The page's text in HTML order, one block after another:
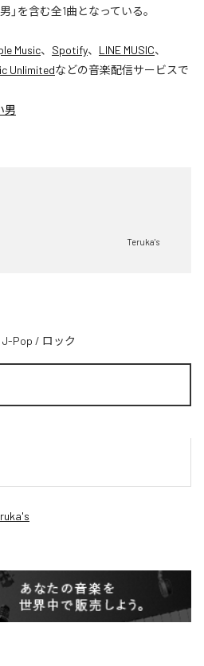
」を含む全1曲となっている。
Music、 Spotify、 LINE MUSIC、
Unlimitedなどの音楽配信サービスで
男
Teruka's
J-Pop / ロック